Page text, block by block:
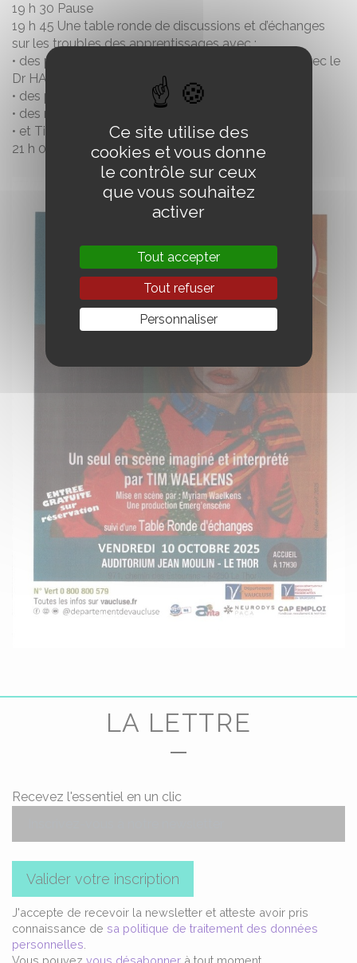
19 h 30 Pause
19 h 45 Une table ronde de discussions et d’échanges
sur les troubles des apprentissages avec :
• des professionnels médicaux et paramédicaux, avec le
Dr HABIB neurologue,
• des professionnels de l’enseignement,
• des représentants des associations spécialisées
• et Tim WAELKENS et sa mère, qui témoignent.
21 h 00 Clôture de la soirée
LA LETTRE
Recevez l'essentiel en un clic
Valider votre inscription
J'accepte de recevoir la newsletter et atteste avoir pris
connaissance de sa politique de traitement des données
personnelles
Vous pouvez vous désabonner à tout moment.
Ce site utilise des
cookies et vous donne
le contrôle sur ceux
que vous souhaitez
activer
Tout accepter
Tout refuser
Personnaliser